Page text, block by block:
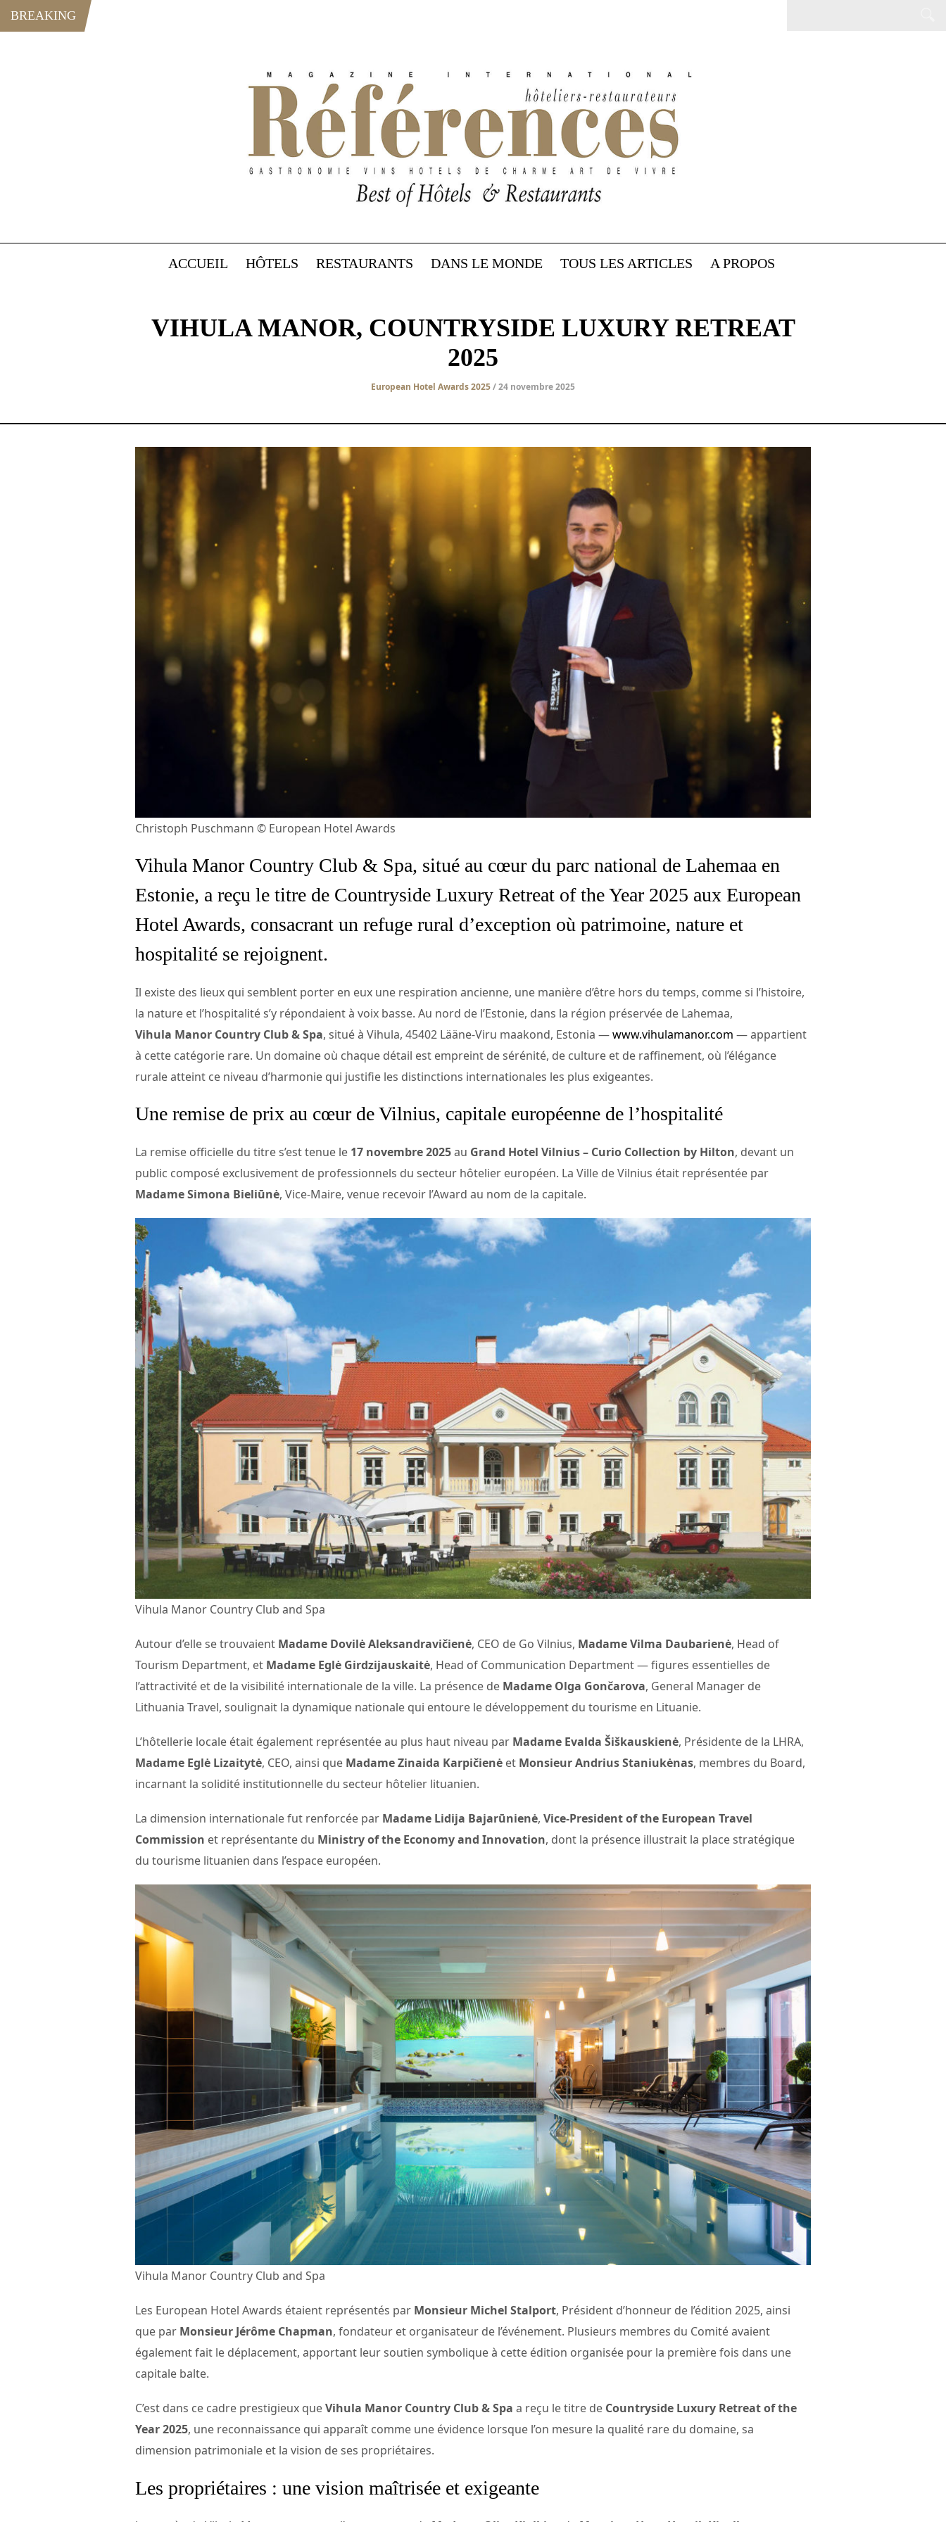
BREAKING
ACCUEIL HÔTELS RESTAURANTS DANS LE MONDE TOUS LES ARTICLES A PROPOS
VIHULA MANOR, COUNTRYSIDE LUXURY RETREAT
2025
European Hotel Awards 2025/ 24 novembre 2025
Christoph Puschmann © European Hotel Awards
Vihula Manor Country Club & Spa, situé au cœur du parc national de Lahemaa en
Estonie, a reçu le titre de Countryside Luxury Retreat of the Year 2025 aux European
Hotel Awards, consacrant un refuge rural d’exception où patrimoine, nature et
hospitalité se rejoignent.
Il existe des lieux qui semblent porter en eux une respiration ancienne, une manière d’être hors du temps, comme si l’histoire,
la nature et l’hospitalité s’y répondaient à voix basse. Au nord de l’Estonie, dans la région préservée de Lahemaa,
Vihula Manor Country Club & Spa, situé à Vihula, 45402 Lääne-Viru maakond, Estonia —www.vihulamanor.com — appartient
à cette catégorie rare. Un domaine où chaque détail est empreint de sérénité, de culture et de raffinement, où l’élégance
rurale atteint ce niveau d’harmonie qui justifie les distinctions internationales les plus exigeantes.
Une remise de prix au cœur de Vilnius, capitale européenne de l’hospitalité
La remise officielle du titre s’est tenue le 17 novembre 2025au Grand Hotel Vilnius – Curio Collection by Hilton, devant un
public composé exclusivement de professionnels du secteur hôtelier européen. La Ville de Vilnius était représentée par
Madame Simona Bieliūnė, Vice-Maire, venue recevoir l’Award au nom de la capitale.
Vihula Manor Country Club and Spa
Autour d’elle se trouvaient Madame Dovilė Aleksandravičienė, CEO de Go Vilnius, Madame Vilma Daubarienė, Head of
Tourism Department, et Madame Eglė Girdzijauskaitė, Head of Communication Department — figures essentielles de
l’attractivité et de la visibilité internationale de la ville. La présence de Madame Olga Gončarova, General Manager de
Lithuania Travel, soulignait la dynamique nationale qui entoure le développement du tourisme en Lituanie.
L’hôtellerie locale était également représentée au plus haut niveau par Madame Evalda Šiškauskienė, Présidente de la LHRA,
Madame Eglė Lizaitytė, CEO, ainsi que Madame Zinaida Karpičienė et Monsieur Andrius Staniukėnas, membres du Board,
incarnant la solidité institutionnelle du secteur hôtelier lituanien.
La dimension internationale fut renforcée par Madame Lidija Bajarūnienė, Vice-President of the European Travel
Commission et représentante du Ministry of the Economy and Innovation, dont la présence illustrait la place stratégique
du tourisme lituanien dans l’espace européen.
Vihula Manor Country Club and Spa
Les European Hotel Awards étaient représentés par Monsieur Michel Stalport, Président d’honneur de l’édition 2025, ainsi
que par Monsieur Jérôme Chapman, fondateur et organisateur de l’événement. Plusieurs membres du Comité avaient
également fait le déplacement, apportant leur soutien symbolique à cette édition organisée pour la première fois dans une
capitale balte.
C’est dans ce cadre prestigieux queVihula Manor Country Club & Spa a reçu le titre de Countryside Luxury Retreat of the
Year 2025, une reconnaissance qui apparaît comme une évidence lorsque l’on mesure la qualité rare du domaine, sa
dimension patrimoniale et la vision de ses propriétaires.
Les propriétaires : une vision maîtrisée et exigeante